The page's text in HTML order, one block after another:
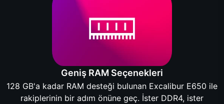
Geniş RAM Seçenekleri
128 GB'a kadar RAM desteği bulunan Excalibur E650 ile
rakiplerinin bir adım önüne geç. İster DDR4, ister